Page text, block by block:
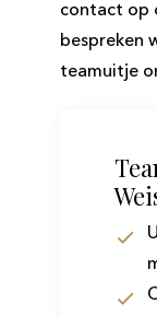
contact op
bespreken
teamuitje